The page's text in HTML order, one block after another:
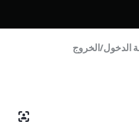
الدخول/الخروج